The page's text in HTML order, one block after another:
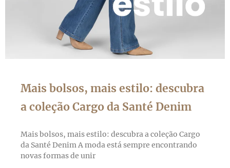
Mais bolsos, mais estilo: descubra
a coleção Cargo da Santé Denim
Mais bolsos, mais estilo: descubra a coleção Cargo
da Santé Denim A moda está sempre encontrando
novas formas de unir